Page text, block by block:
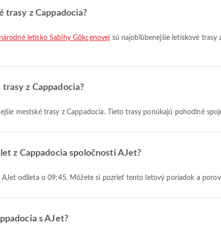
trasy z Cappadocia?
letisko Sabihy Gökçenovej sú najobľúbenejšie letiskové
z Cappadocia?
mestské trasy z Cappadocia. Tieto trasy ponúkajú pohodlné
z Cappadocia spoločnosti AJet?
AJet odlieta o 09:45. Môžete si pozrieť tento letový poriadok a
s AJet?